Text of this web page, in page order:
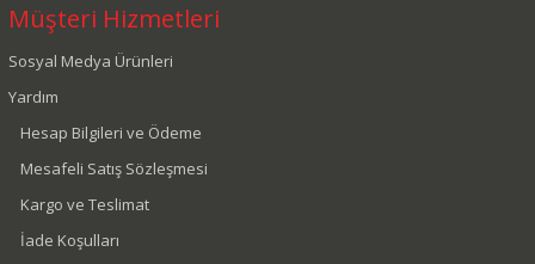
Müşteri Hizmetleri
Sosyal Medya Ürünleri
Yardım
Hesap Bilgileri ve Ödeme
Mesafeli Satış Sözleşmesi
Kargo ve Teslimat
İade Koşulları